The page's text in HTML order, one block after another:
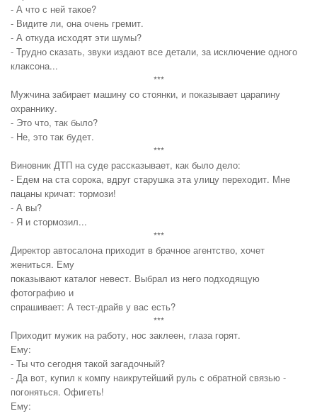
- А что с ней такое?
- Видите ли, она очень гремит.
- А откуда исходят эти шумы?
- Трудно сказать, звуки издают все детали, за исключение одного
клаксона...
***
Мужчина забирает машину со стоянки, и показывает царапину
охраннику.
- Это что, так было?
- Не, это так будет.
***
Виновник ДТП на суде рассказывает, как было дело:
- Едем на ста сорока, вдруг старушка эта улицу переходит. Мне
пацаны кричат: тормози!
- А вы?
- Я и стормозил...
***
Директор автосалона приходит в брачное агентство, хочет
жениться. Ему
показывают каталог невест. Выбрал из него подходящую
фотографию и
спрашивает: А тест-драйв у вас есть?
***
Приходит мужик на работу, нос заклеен, глаза горят.
Ему:
- Ты что сегодня такой загадочный?
- Да вот, купил к компу наикрутейший руль с обратной связью -
погоняться. Офигеть!
Ему: